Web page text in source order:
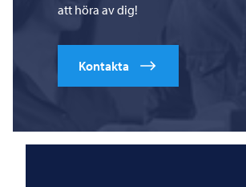
att höra av dig!
Kontakta